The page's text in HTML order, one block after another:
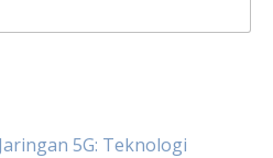
5G: Teknologi